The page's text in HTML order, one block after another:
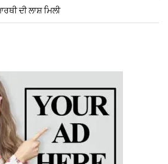
ਦੀ ਲਾਸ਼ ਮਿਲੀ